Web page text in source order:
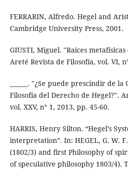
FERRARIN, Alfredo. Hegel and
Cambridge University Press, 2001.
GIUSTI, Miguel. "Raíces
Areté Revista de Filosofía, vol. VI,
______. "¿Se puede prescindir de
Filosofía del Derecho de Hegel?".
vol. XXV, n° 1, 2013, pp. 45-60.
HARRIS, Henry Silton. “Hegel’s
interpretation”. In: HEGEL, G. W.
(1802/3) and first Philosophy of
of speculative philosophy 1803/4).